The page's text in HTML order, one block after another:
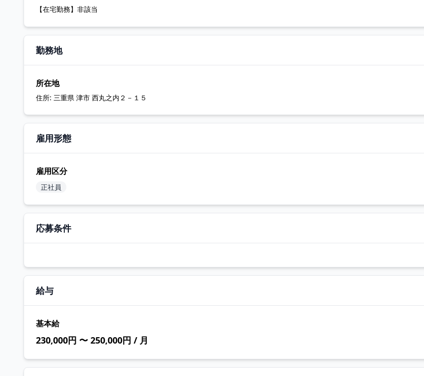
【在宅勤務】非該当
勤務地
所在地
住所: 三重県 津市 西丸之内２－１５
雇用形態
雇用区分
正社員
応募条件
給与
基本給
230,000円 〜 250,000円 / 月